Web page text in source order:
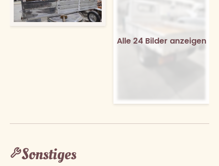
Alle 24 Bilder anzeigen
Sonstiges